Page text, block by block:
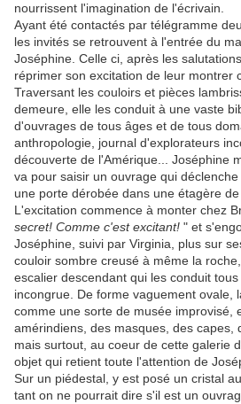
nourrissent l'imagination de l'écrivain.
Ayant été contactés par télégramme
les invités se retrouvent à l'entrée du
Joséphine. Celle ci, après les
réprimer son excitation de leur montrer
Traversant les couloirs et pièces
demeure, elle les conduit à une vaste
d'ouvrages de tous âges et de tous
anthropologie, journal d'explorateurs
découverte de l'Amérique... Joséphine
va pour saisir un ouvrage qui
une porte dérobée dans une étagère de
L'excitation commence à monter chez
secret! Comme c'est excitant! " et
Joséphine, suivi par Virginia, plus sur
couloir sombre creusé à même la
escalier descendant qui les conduit
incongrue. De forme vaguement ovale,
comme une sorte de musée improvisé,
amérindiens, des masques, des capes,
mais surtout, au coeur de cette galerie
objet qui retient toute l'attention de
Sur un piédestal, y est posé un cristal
tant on ne pourrait dire s'il est un